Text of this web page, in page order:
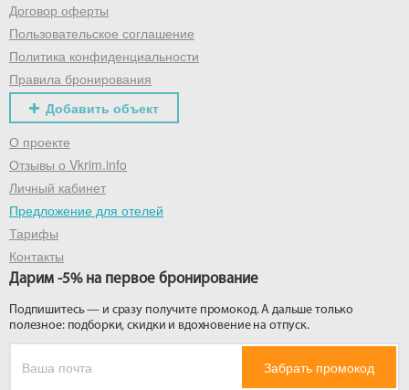
Договор оферты
Пользовательское соглашение
Политика конфиденциальности
Правила бронирования
Добавить объект
О проекте
Отзывы о Vkrim.info
Личный кабинет
Предложение для отелей
Тарифы
Контакты
Дарим -5% на первое бронирование
Подпишитесь — и сразу получите промокод. А дальше только
полезное: подборки, скидки и вдохновение на отпуск.
Забрать промокод